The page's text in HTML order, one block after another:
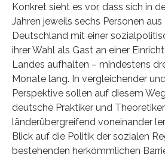
Konkret sieht es vor, dass sich in
Jahren jeweils sechs Personen
Deutschland mit einer
ihrer Wahl als Gast an einer
Landes aufhalten – mindestens
Monate lang. In vergleichender
Perspektive sollen auf diesem
deutsche Praktiker und
länderübergreifend voneinander
Blick auf die Politik der sozialen
bestehenden herkömmlichen